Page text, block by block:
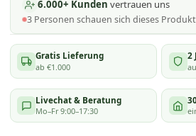
6.000+ Kunden vertrauen uns
3 Personen schauen sich dieses
Gratis Lieferung
ab €1.000
2
Livechat & Beratung
Mo–Fr 9:00–17:30